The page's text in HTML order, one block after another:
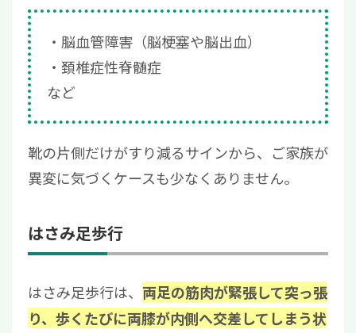
脳血管障害（脳梗塞や脳出血）
頚椎症性脊髄症
など
靴の片側だけがすり減るサインから、ご家族が
異変に気づくケースも少なくありません。
はさみ足歩行
はさみ足歩行は、 両足の筋肉が緊張して突っ張
り、歩くたびに両膝が内側へ交差してしまう状